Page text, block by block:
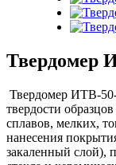
Твердомер
Твердомер ИТВ-
твердости
сплавов, мелких,
нанесения
закаленный слой),